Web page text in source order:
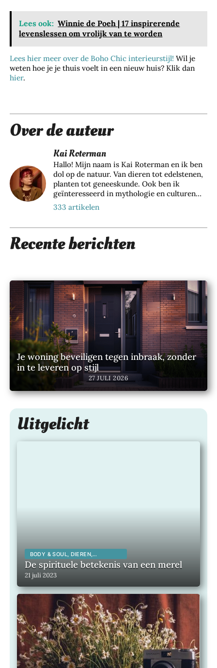
Lees ook: Winnie de Poeh | 17 inspirerende
levenslessen om vrolijk van te worden
Lees hier meer over de Boho Chic interieurstijl! Wil je
weten hoe je je thuis voelt in een nieuw huis? Klik dan
hier.
Over de auteur
Kai Roterman
Hallo! Mijn naam is Kai Roterman en ik ben
dol op de natuur. Van dieren tot edelstenen,
planten tot geneeskunde. Ook ben ik
geïnteresseerd in mythologie en culturen
van over de hele wereld. Ik schrijf graag
over al mijn bevindingen en deel mijn kennis
nieuwsgierig naar hoe magisch onze planeet
is? Dan ben je hier aan het juiste adres!
333 artikelen
Recente berichten
Zo
bes
che
rm
je
je
eur
lan
ger
de
juis
te
sha
JULI
2026
Da
gje
Rot
ter
da
bel
eef
je
d
op
jou
w
o
28
JULI
Je woning beveiligen tegen inbraak, zonder
in te leveren op stijl
27 JULI 2026
har
dlo
ops
ch
zeg
jou
w
act
iev
e
lev
ens
stijl
24
Uitgelicht
BODY & SOUL, DIEREN,
SPIRITUALITEIT,
De spirituele betekenis van een merel
21 juli 2023